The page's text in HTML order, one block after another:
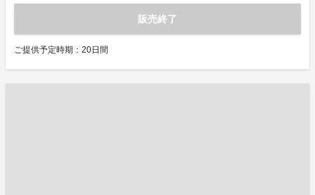
販売終了
ご提供予定時期：20日間